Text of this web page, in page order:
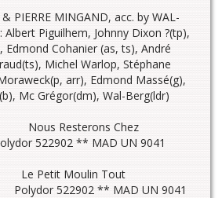
PIERRE MINGAND, acc. by WAL-
Albert Piguilhem, Johnny Dixon ?(tp),
Edmond Cohanier (as, ts), André
Michel Warlop, Stéphane
arr), Edmond Massé(g),
Mc Grégor(dm), Wal-Berg(ldr)
Resterons Chez
** MAD UN 9041
Moulin Tout
522902 ** MAD UN 9041